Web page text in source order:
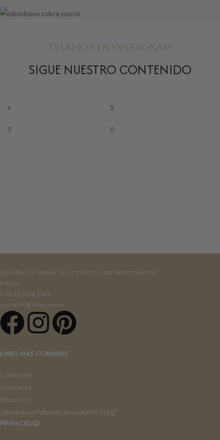
ESTAMOS EN INSTAGRAM
SIGUE NUESTRO CONTENIDO
4
0
5
0
El poder lo tienes tú, estas son solo herramientas
México
+ 52 33 3006 1062
contacto@xhaman.mx
LINKS MÁS COMUNES
Colección
Contacto
Nosotras
¿Quiéres colaborar en nuestro blog?
PRIVACIDAD